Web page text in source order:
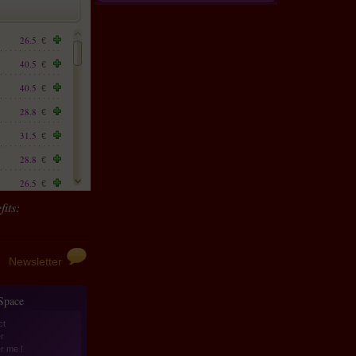
26.5 €
40.5 €
40.5 €
28.8 €
31.5 €
28.8 €
26.5 €
28.8
26.5
Newsletter
me !